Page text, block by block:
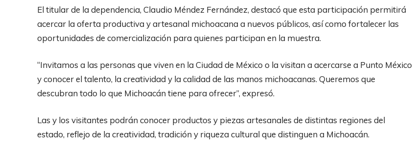
El titular de la dependencia, Claudio Méndez Fernández, destacó que esta participación permitirá
acercar la oferta productiva y artesanal michoacana a nuevos públicos, así como fortalecer las
oportunidades de comercialización para quienes participan en la muestra.
“Invitamos a las personas que viven en la Ciudad de México o la visitan a acercarse a Punto México
y conocer el talento, la creatividad y la calidad de las manos michoacanas. Queremos que
descubran todo lo que Michoacán tiene para ofrecer”, expresó.
Las y los visitantes podrán conocer productos y piezas artesanales de distintas regiones del
estado, reflejo de la creatividad, tradición y riqueza cultural que distinguen a Michoacán.